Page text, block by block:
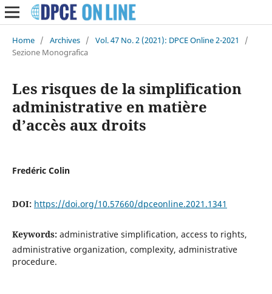
Home / Archives / Vol. 47 No. 2 (2021): DPCE Online 2-2021
/
Sezione Monografica
Les risques de la simplification
administrative en matière
d’accès aux droits
Fredéric Colin
DOI: https://doi.org/10.57660/dpceonline.2021.1341
Keywords: administrative simplification, access to rights,
administrative organization, complexity, administrative
procedure.